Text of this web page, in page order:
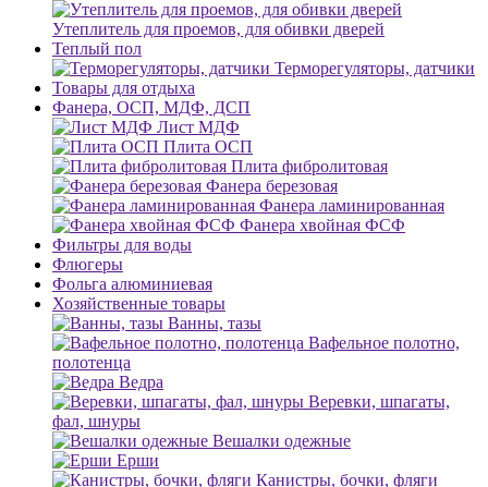
Утеплитель для проемов, для обивки дверей
Теплый пол
Терморегуляторы, датчики
Товары для отдыха
Фанера, ОСП, МДФ, ДСП
Лист МДФ
Плита ОСП
Плита фибролитовая
Фанера березовая
Фанера ламинированная
Фанера хвойная ФСФ
Фильтры для воды
Флюгеры
Фольга алюминиевая
Хозяйственные товары
Ванны, тазы
Вафельное полотно,
полотенца
Ведра
Веревки, шпагаты,
фал, шнуры
Вешалки одежные
Ерши
Канистры, бочки, фляги